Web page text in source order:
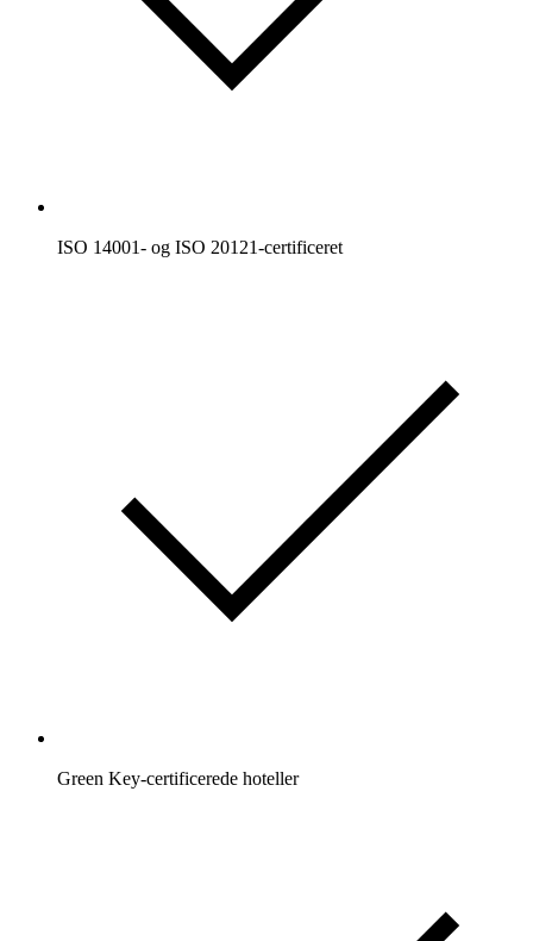
ISO 14001- og ISO 20121-certificeret
Green Key-certificerede hoteller